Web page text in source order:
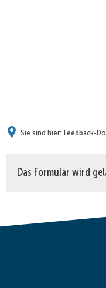
Sie sind hier: Feedback-
Das Formular wird